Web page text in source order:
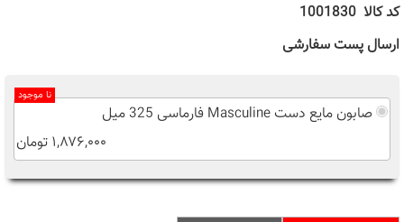
کد کالا 1001830
ارسال پست سفارشی
صابون مایع دست Masculine فارماسی 325 میل
نا موجود
۱,۸۷۶,۰۰۰ تومان